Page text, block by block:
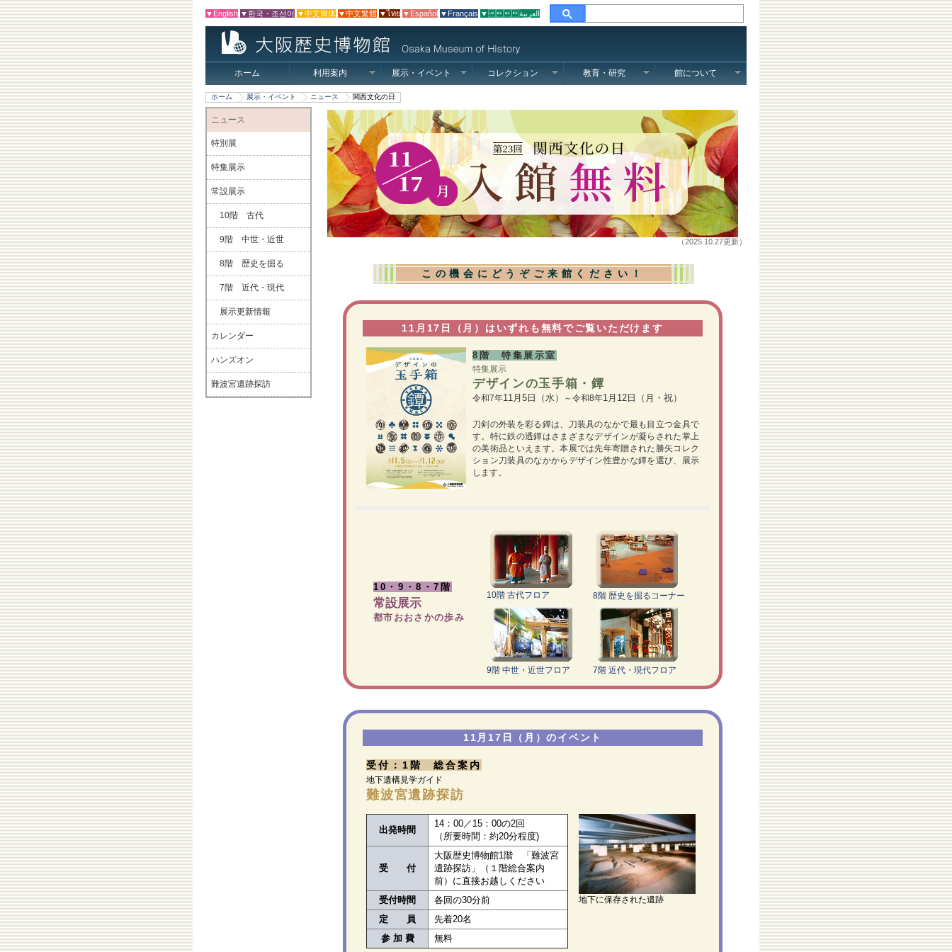
▼English ▼한국・조선어 ▼中文簡体 ▼中文繁體 ▼ไทย ▼Español ▼Français ▼العربية
ホーム 利用案内 展示・イベント コレクション 教育・研究 館について
ホーム 展示・イベント ニュース 関西文化の日
ニュース
特別展
特集展示
常設展示
10階 古代
9階 中世・近世
8階 歴史を掘る
7階 近代・現代
展示更新情報
カレンダー
ハンズオン
難波宮遺跡探訪
（2025.10.27更新）
この機会にどうぞご来館ください！
11月17日（月）はいずれも無料でご覧いただけます
8階 特集展示室
特集展示
デザインの玉手箱・鐔
令和7年11月5日（水） ～令和8年1月12日（月・祝）
刀剣の外装を彩る鐔は、刀装具のなかで最も目立つ金具で
す。特に鉄の透鐔はさまざまなデザインが凝らされた掌上
の美術品といえます。本展では先年寄贈された勝矢コレク
ション刀装具のなかからデザイン性豊かな鐔を選び、展示
します。
10・9・8・7階
常設展示
都市おおさかの歩み
10階 古代フロア 8階 歴史を掘るコーナー
9階 中世・近世フロア 7階 近代・現代フロア
11月17日（月）のイベント
受付：1階 総合案内
地下遺構見学ガイド
難波宮遺跡探訪
出発時間
14：00／15：00の2回
（所要時間：約20分程度)
受 付
大阪歴史博物館1階 「難波宮
遺跡探訪」（１階総合案内
前）に直接お越しください
受付時間
各回の30分前
定 員
先着20名
参 加 費
無料
地下に保存された遺跡